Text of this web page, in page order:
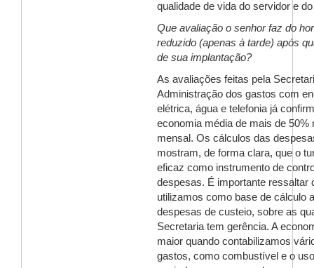
qualidade de vida do servidor e
Que avaliação o senhor faz do
reduzido (apenas à tarde) após
de sua implantação?
As avaliações feitas pela
Administração dos gastos com
elétrica, água e telefonia já
economia média de mais de 50%
mensal. Os cálculos das
mostram, de forma clara, que o
eficaz como instrumento de
despesas. É importante ressaltar
utilizamos como base de cálculo
despesas de custeio, sobre as
Secretaria tem gerência. A
maior quando contabilizamos
gastos, como combustível e o